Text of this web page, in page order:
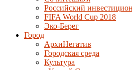
Российский
FIFA World Cup 2018
Эко-Берег
Город
АрхиНегатив
Городская среда
Культура